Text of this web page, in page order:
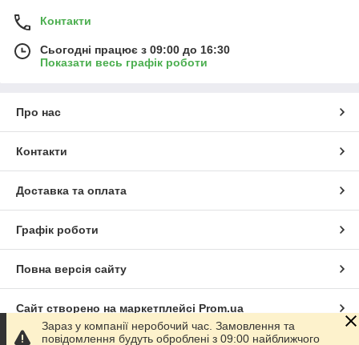
Контакти
Сьогодні працює з 09:00 до 16:30
Показати весь графік роботи
Про нас
Контакти
Доставка та оплата
Графік роботи
Повна версія сайту
Сайт створено на маркетплейсі Prom.ua
Зараз у компанії неробочий час. Замовлення та
повідомлення будуть оброблені з 09:00 найближчого